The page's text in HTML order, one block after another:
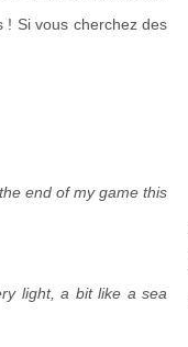
! Si vous cherchez des
end of my game this
light, a bit like a sea